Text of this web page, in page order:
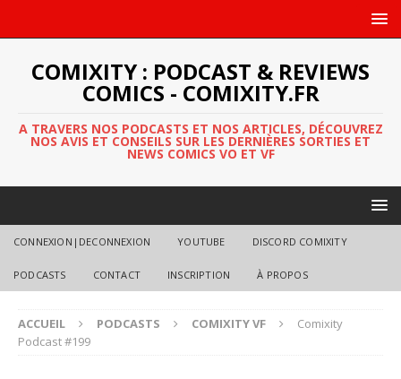
COMIXITY : PODCAST & REVIEWS
COMICS - COMIXITY.FR
A TRAVERS NOS PODCASTS ET NOS ARTICLES, DÉCOUVREZ
NOS AVIS ET CONSEILS SUR LES DERNIÈRES SORTIES ET
NEWS COMICS VO ET VF
CONNEXION|DECONNEXION YOUTUBE DISCORD COMIXITY
PODCASTS CONTACT INSCRIPTION À PROPOS
ACCUEIL PODCASTS COMIXITY VF
Comixity
Podcast #199